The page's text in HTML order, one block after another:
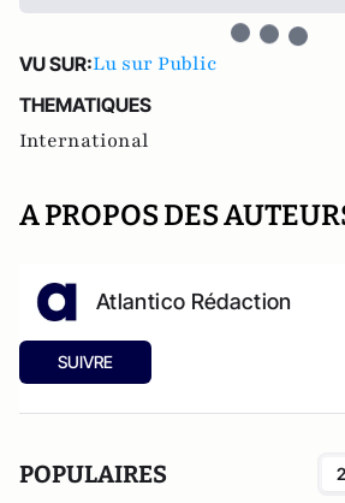
VU SUR:Lu sur Public
THEMATIQUES
International
A PROPOS DES
Atlantico Rédaction
SUIVRE
POPULAIRES